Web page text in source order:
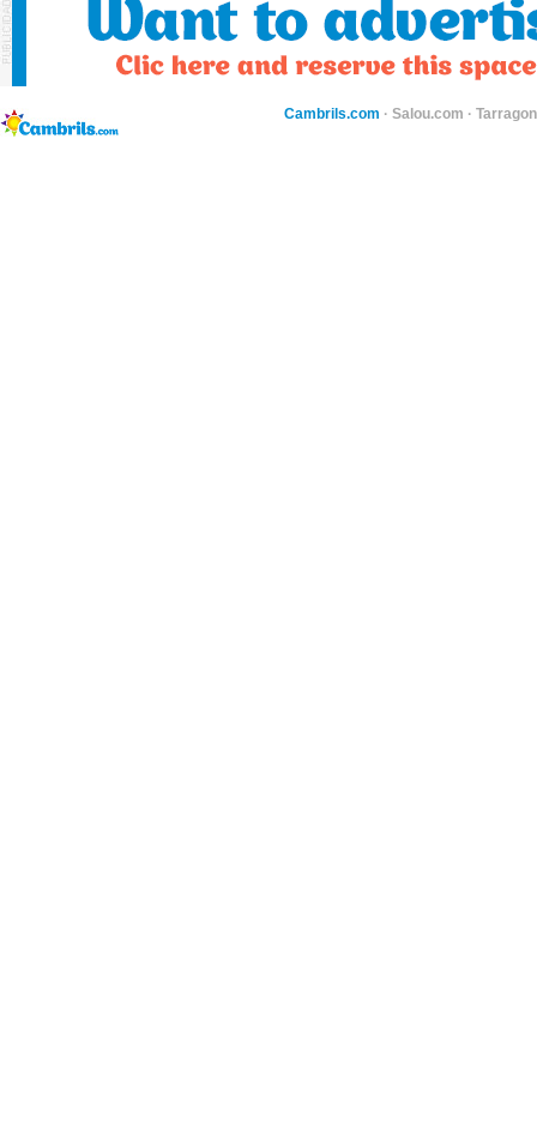
Cambrils.com · Salou.com ·